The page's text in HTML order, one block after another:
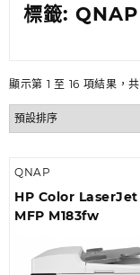
標籤: QNAP
顯示第 1 至 16 項結果，
QNAP
HP Color
MFP M183fw